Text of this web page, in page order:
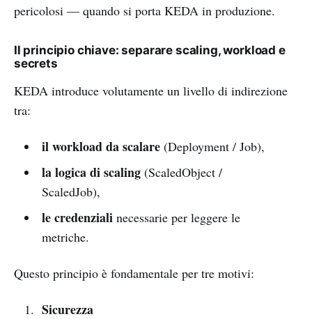
pericolosi — quando si porta KEDA in produzione.
Il principio chiave: separare scaling, workload e
secrets
KEDA introduce volutamente un livello di indirezione
tra:
il workload da scalare(Deployment / Job),
la logica di scaling(ScaledObject /
ScaledJob),
le credenzialinecessarie per leggere le
metriche.
Questo principio è fondamentale per tre motivi:
Sicurezza